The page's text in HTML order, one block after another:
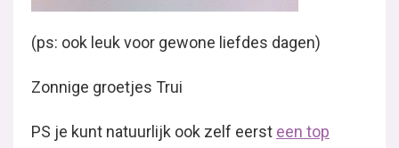
(ps: ook leuk voor gewone liefdes dagen)
Zonnige groetjes Trui
PS je kunt natuurlijk ook zelf eerst een top